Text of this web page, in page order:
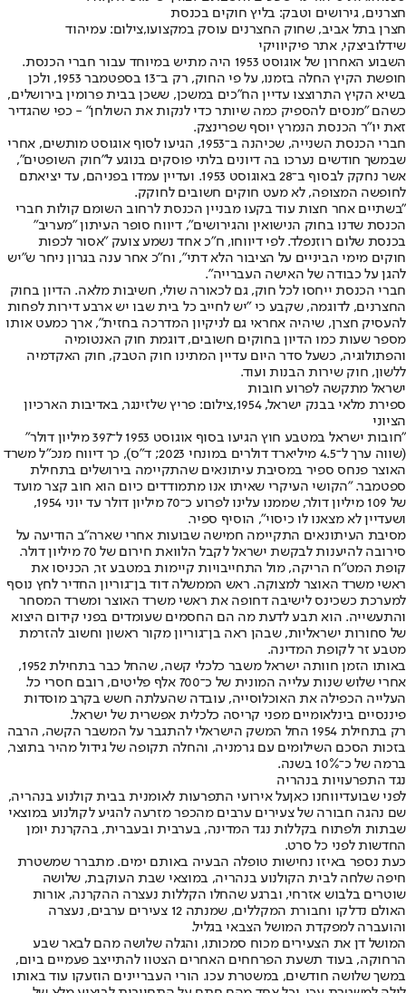
חצרנים, גירושים וטבק: בליץ חוקים בכנסת
חצרן בתל אביב, שחוק החצרנים עוסק במקצועו,צילום: עמיהוד
שידלוביצקי, אתר פיקיוויקי
השבוע האחרון של אוגוסט 1953 היה מתיש במיוחד עבור חברי הכנסת.
חופשת הקיץ החלה בזמנו, על פי החוק, רק ב־13 בספטמבר 1953, ולכן
בשיא הקיץ התרוצצו עדיין הח"כים במשכן, ששכן בבית פרומין בירושלים,
כשהם "מנסים להספיק כמה שיותר כדי לנקות את השולחן" - כפי שהגדיר
זאת יו"ר הכנסת הנמרץ יוסף שפרינצק.
חברי הכנסת השנייה, שכיהנה ב־1953, הגיעו לסוף אוגוסט מותשים, אחרי
שבמשך חודשים נערכו בה דיונים בלתי פוסקים בנוגע ל"חוק השופטים",
אשר נחקק לבסוף ב־28 באוגוסט 1953. ועדיין עמדו בפניהם, עד יציאתם
לחופשה המצופה, לא מעט חוקים חשובים לחוקק.
"בשתיים אחר חצות עוד בקעו מבניין הכנסת לרחוב השומם קולות חברי
הכנסת שדנו בחוק הנישואין והגירושים", דיווח סופר העיתון "מעריב"
בכנסת שלום רוזנפלד. לפי דיווחו, ח"כ אחד נשמע צועק "אסור לכפות
חוקים מימי הביניים על הציבור הלא דתי", וח"כ אחר ענה בגרון ניחר ש"יש
להגן על כבודה של האישה העברייה".
חברי הכנסת ייחסו לכל חוק, גם לכאורה שולי, חשיבות מלאה. הדיון בחוק
החצרנים, לדוגמה, שקבע כי "יש לחייב כל בית שבו יש ארבע דירות לפחות
להעסיק חצרן, שיהיה אחראי גם לניקיון המדרכה בחזית", ארך כמעט אותו
מספר שעות כמו הדיון בחוקים חשובים, דוגמת חוק האנטומיה
והפתולוגיה, כשעל סדר היום עדיין המתינו חוק הטבק, חוק האקדמיה
ללשון, חוק שירות הבנות ועוד.
ישראל מתקשה לפרוע חובות
ספירת מלאי בבנק ישראל, 1954,צילום: פריץ שלזינגר, באדיבות הארכיון
הציוני
"חובות ישראל במטבע חוץ הגיעו בסוף אוגוסט 1953 ל־397 מיליון דולר"
(שווה ערך ל־4.5 מיליארד דולרים במונחי 2023; ד"ס), כך דיווח מנכ"ל משרד
האוצר פנחס ספיר במסיבת עיתונאים שהתקיימה בירושלים בתחילת
ספטמבר. "הקושי העיקרי שאיתו אנו מתמודדים כיום הוא חוב קצר מועד
של 109 מיליון דולר, שממנו עלינו לפרוע כ־70 מיליון דולר עד יוני 1954,
ושעדיין לא מצאנו לו כיסוי", הוסיף ספיר.
מסיבת העיתונאים התקיימה חמישה שבועות אחרי שארה"ב הודיעה על
סירובה להיענות לבקשת ישראל לקבל הלוואת חירום של 70 מיליון דולר.
קופת המט"ח הריקה, מול התחייבויות קיימות במטבע זר, הכניסו את
ראשי משרד האוצר למצוקה. ראש הממשלה דוד בן־גוריון החדיר לחץ נוסף
למערכת כשכינס לישיבה דחופה את ראשי משרד האוצר ומשרד המסחר
והתעשייה. הוא תבע לדעת מה הם החסמים שעומדים בפני קידום היצוא
של סחורות ישראליות, שבהן ראה בן־גוריון מקור ראשון וחשוב להזרמת
מטבע זר לקופת המדינה.
באותו הזמן חוותה ישראל משבר כלכלי קשה, שהחל כבר בתחילת 1952,
אחרי שלוש שנות עלייה המונית של כ־700 אלף פליטים, רובם חסרי כל.
העלייה הכפילה את האוכלוסייה, עובדה שהעלתה חשש בקרב מוסדות
פיננסיים בינלאומיים מפני קריסה כלכלית אפשרית של ישראל.
רק בתחילת 1954 החל המשק הישראלי להתגבר על המשבר הקשה, הרבה
בזכות הסכם השילומים עם גרמניה, והחלה תקופה של גידול מהיר בתוצר,
ברמה של כ־10% בשנה.
נגד התפרעויות בנהריה
לפני שבועדיווחנו כאןעל אירועי התפרעות לאומנית בבית קולנוע בנהריה,
שם נהגה חבורה של צעירים ערבים מהכפר מזרעה להגיע לקולנוע במוצאי
שבתות ולפתוח בקללות נגד המדינה, בערבית ובעברית, בהקרנת יומן
החדשות לפני כל סרט.
כעת נספר באיזו נחישות טופלה הבעיה באותם ימים. מתברר שמשטרת
חיפה שלחה לבית הקולנוע בנהריה, במוצאי שבת העוקבת, שלושה
שוטרים בלבוש אזרחי, וברגע שהחלו הקללות נעצרה ההקרנה, אורות
האולם נדלקו וחבורת המקללים, שמנתה 12 צעירים ערבים, נעצרה
והועברה למפקדת המושל הצבאי בגליל.
המושל דן את הצעירים מכוח סמכותו, והגלה שלושה מהם לבאר שבע
הרחוקה, בעוד תשעת הפרחחים האחרים הצטוו להתייצב פעמיים ביום,
במשך שלושה חודשים, במשטרת עכו. הורי העבריינים הוזעקו עוד באותו